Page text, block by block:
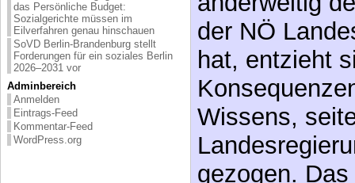
das Persönliche Budget:
Sozialgerichte müssen im
Eilverfahren genau hinschauen
SoVD Berlin-Brandenburg stellt
Forderungen für ein soziales Berlin
2026–2031 vor
Adminbereich
Anmelden
Eintrags-Feed
Kommentar-Feed
WordPress.org
der NÖ
hat, entzieht
Wissens,
gezogen.